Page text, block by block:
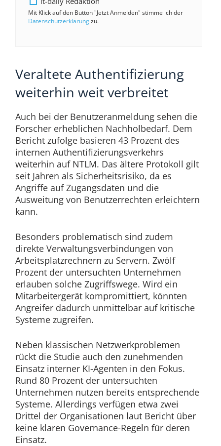
Mit Klick auf den Button "Jetzt Anmelden" stimme ich der
Datenschutzerklärungzu.
Veraltete Authentifizierung
weiterhin weit verbreitet
Auch bei der Benutzeranmeldung sehen die
Forscher erheblichen Nachholbedarf. Dem
Bericht zufolge basieren 43 Prozent des
internen Authentifizierungsverkehrs
weiterhin auf NTLM. Das ältere Protokoll gilt
seit Jahren als Sicherheitsrisiko, da es
Angriffe auf Zugangsdaten und die
Ausweitung von Benutzerrechten erleichtern
kann.
Besonders problematisch sind zudem
direkte Verwaltungsverbindungen von
Arbeitsplatzrechnern zu Servern. Zwölf
Prozent der untersuchten Unternehmen
erlauben solche Zugriffswege. Wird ein
Mitarbeitergerät kompromittiert, könnten
Angreifer dadurch unmittelbar auf kritische
Systeme zugreifen.
Neben klassischen Netzwerkproblemen
rückt die Studie auch den zunehmenden
Einsatz interner KI-Agenten in den Fokus.
Rund 80 Prozent der untersuchten
Unternehmen nutzen bereits entsprechende
Systeme. Allerdings verfügen etwa zwei
Drittel der Organisationen laut Bericht über
keine klaren Governance-Regeln für deren
Einsatz.